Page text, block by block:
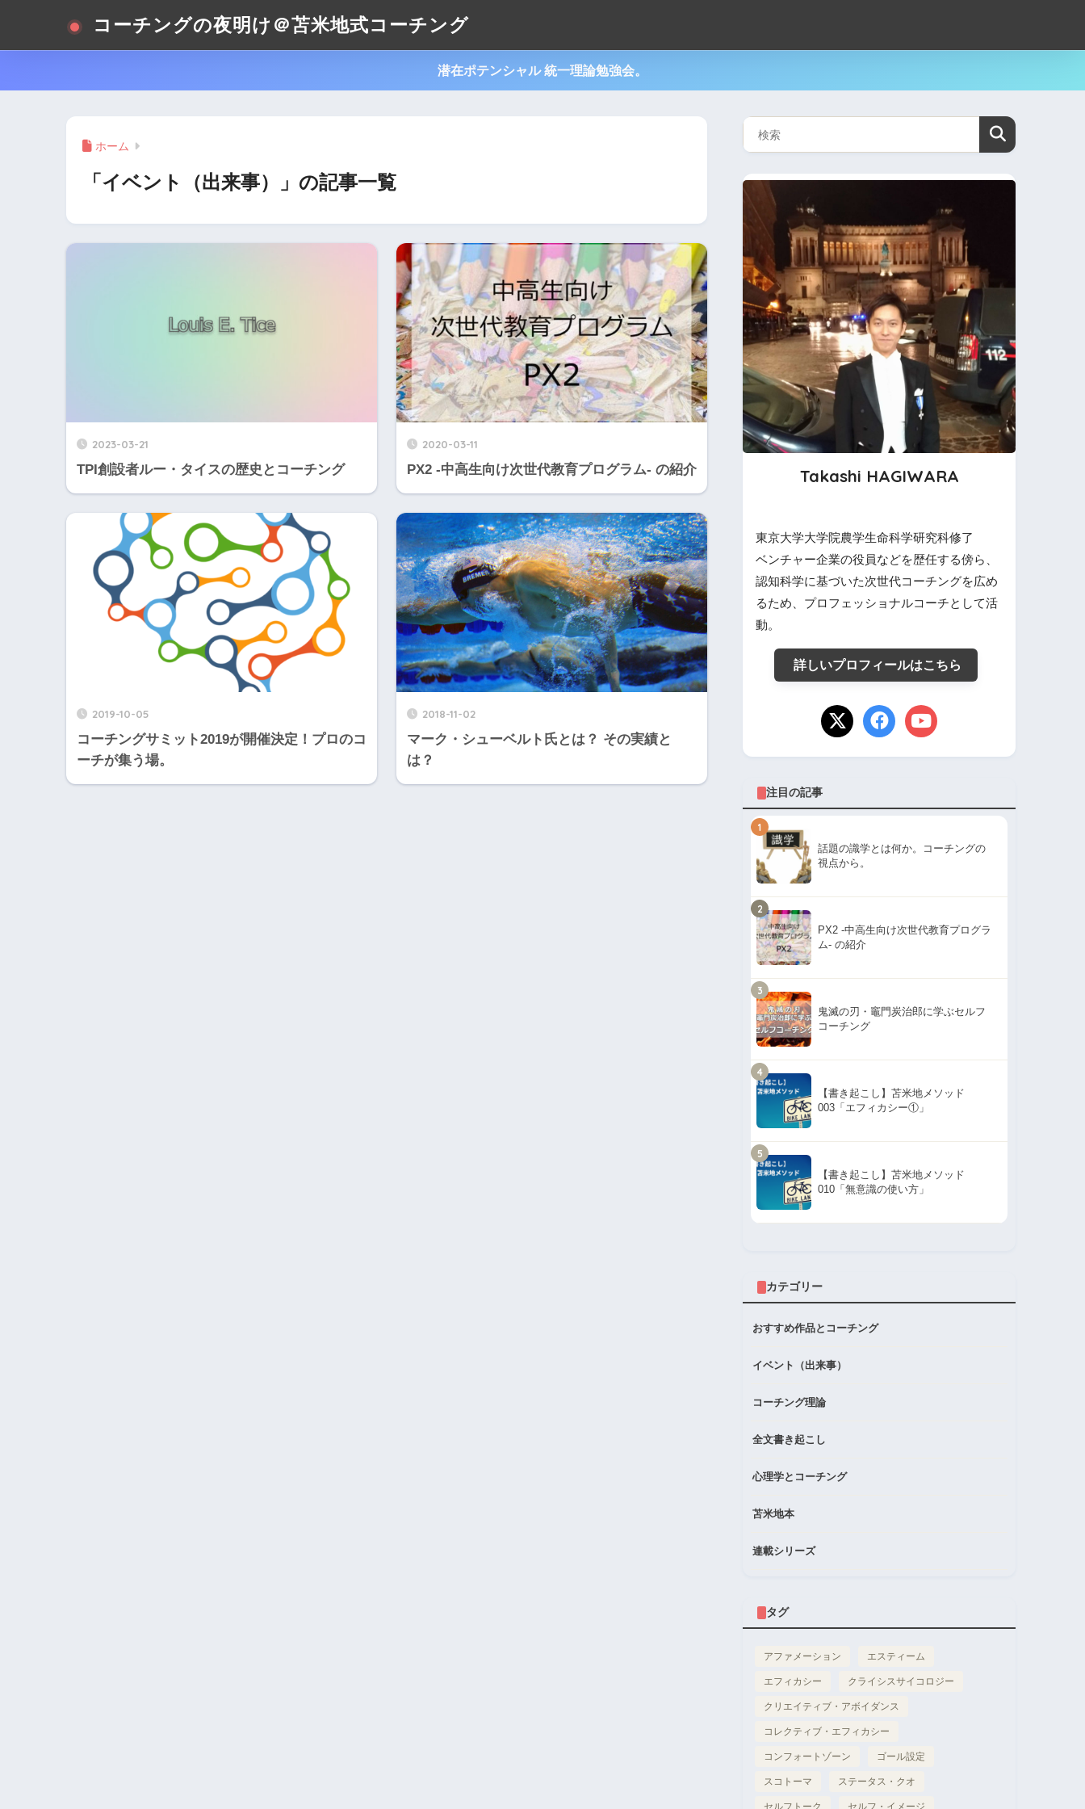
コーチングの夜明け＠苫米地式コーチング
潜在ポテンシャル 統一理論勉強会。
ホーム
「イベント（出来事）」の記事一覧
2023-03-21
TPI創設者ルー・タイスの歴史とコーチング
2020-03-11
PX2 -中高生向け次世代教育プログラム- の紹介
2019-10-05
コーチングサミット2019が開催決定！プロのコ
ーチが集う場。
2018-11-02
マーク・シューベルト氏とは？ その実績と
は？
Takashi HAGIWARA
東京大学大学院農学生命科学研究科修了
ベンチャー企業の役員などを歴任する傍ら、
認知科学に基づいた次世代コーチングを広め
るため、プロフェッショナルコーチとして活
動。
詳しいプロフィールはこちら
注目の記事
1
話題の識学とは何か。コーチングの
視点から。
2
PX2 -中高生向け次世代教育プログラ
ム- の紹介
3
鬼滅の刃・竈門炭治郎に学ぶセルフ
コーチング
4
【書き起こし】苫米地メソッド
003「エフィカシー①」
5
【書き起こし】苫米地メソッド
010「無意識の使い方」
カテゴリー
おすすめ作品とコーチング
イベント（出来事）
コーチング理論
全文書き起こし
心理学とコーチング
苫米地本
連載シリーズ
タグ
アファメーション エスティーム
エフィカシー クライシスサイコロジー
クリエイティブ・アボイダンス
コレクティブ・エフィカシー
コンフォートゾーン ゴール設定
スコトーマ ステータス・クオ